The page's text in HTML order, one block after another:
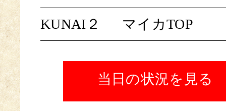
KUNAI２ マイカTOP
当日の状況を見る